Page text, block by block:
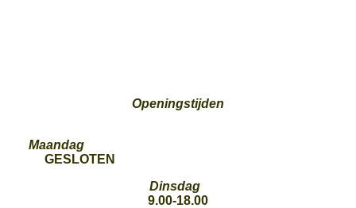
Openingstijden
Maandag
GESLOTEN
Dinsdag
9.00-18.00